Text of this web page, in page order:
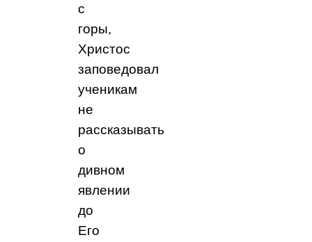
с
горы,
Христос
заповедовал
ученикам
не
рассказывать
о
дивном
явлении
до
Его